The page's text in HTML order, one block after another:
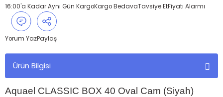
16:00'a Kadar Aynı Gün KargoKargo BedavaTavsiye EtFiyatı Alarmı
Yorum YazPaylaş
Ürün Bilgisi
Aquael CLASSIC BOX 40 Oval Cam (Siyah)